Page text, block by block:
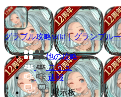
グラブル攻略wiki｜グランブル
他の攻略
コミュ
速報
掲示板